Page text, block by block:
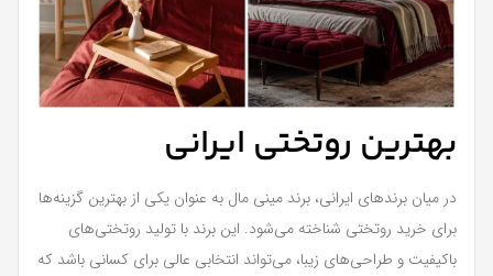
بهترین روتختی ایرانی
در میان برندهای ایرانی، برند مینی مال به عنوان یکی از بهترین گزینه‌ها
برای خرید روتختی شناخته می‌شود. این برند با تولید روتختی‌های
باکیفیت و طراحی‌های زیبا، می‌تواند انتخابی عالی برای کسانی باشد که